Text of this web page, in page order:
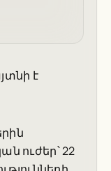
է
ուժեր՝ 22